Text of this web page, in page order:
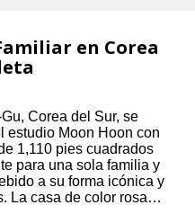
en Corea
Corea del Sur, se
estudio Moon Hoon con
1,110 pies cuadrados
para una sola familia y
a su forma icónica y
La casa de color rosa…